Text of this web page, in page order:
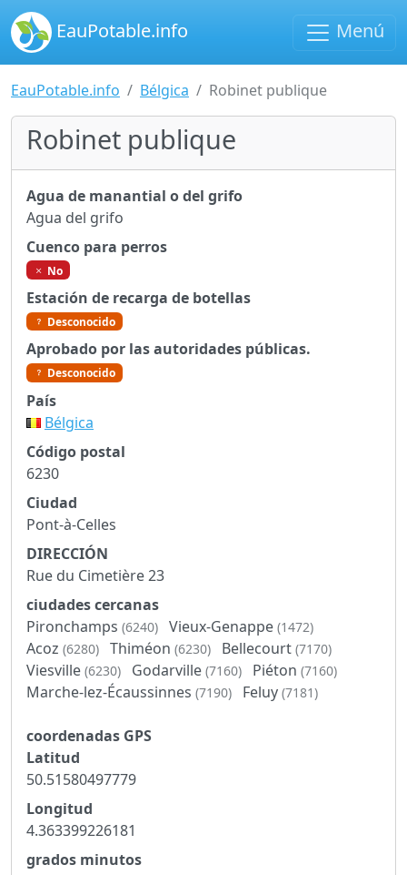
EauPotable.info Menú
EauPotable.info Bélgica Robinet publique
Robinet publique
Agua de manantial o del grifo
Agua del grifo
Cuenco para perros
No
Estación de recarga de botellas
Desconocido
Aprobado por las autoridades públicas.
Desconocido
País
Bélgica
Código postal
6230
Ciudad
Pont-à-Celles
DIRECCIÓN
Rue du Cimetière 23
ciudades cercanas
Pironchamps (6240) Vieux-Genappe (1472)
Acoz (6280) Thiméon (6230) Bellecourt (7170)
Viesville (6230) Godarville (7160) Piéton (7160)
Marche-lez-Écaussinnes (7190) Feluy (7181)
coordenadas GPS
Latitud
50.51580497779
Longitud
4.363399226181
grados minutos